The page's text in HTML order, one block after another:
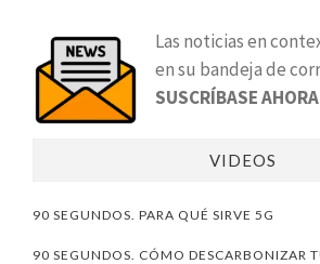
Las noticias en
en su bandeja de
SUSCRÍBASE AHORA
VIDEOS
90 SEGUNDOS. PARA QUÉ SIRVE 5G
90 SEGUNDOS. CÓMO DESCARBONIZAR